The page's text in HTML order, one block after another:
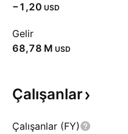
−1,20 USD
Gelir
‪68,78 M‬ USD
Çalışanlar
Çalışanlar (FY)